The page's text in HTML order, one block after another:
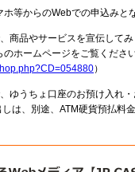
等からのWebでの申込みと
商品やサービスを宣伝して
ホームページをご覧くださ
）
ゆうちょ口座のお預け入れ
は、別途、ATM硬貨預払料